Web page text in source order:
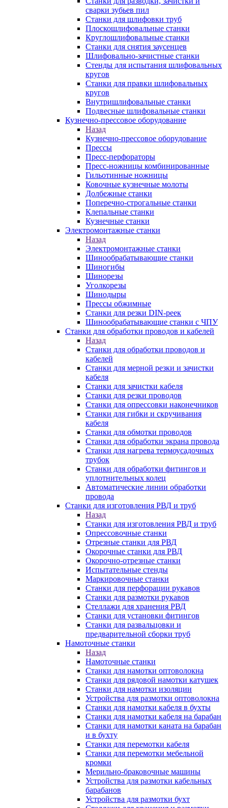
сварки зубьев пил
Станки для шлифовки труб
Плоскошлифовальные станки
Круглошлифовальные станки
Станки для снятия заусенцев
Шлифовально-зачистные станки
Стенды для испытания шлифовальных
кругов
Станки для правки шлифовальных
кругов
Внутришлифовальные станки
Подвесные шлифовальные станки
Кузнечно-прессовое оборудование
Назад
Кузнечно-прессовое оборудование
Прессы
Пресс-перфораторы
Пресс-ножницы комбинированные
Гильотинные ножницы
Ковочные кузнечные молоты
Долбежные станки
Поперечно-строгальные станки
Клепальные станки
Кузнечные станки
Электромонтажные станки
Назад
Электромонтажные станки
Шинообрабатывающие станки
Шиногибы
Шинорезы
Уголкорезы
Шинодыры
Прессы обжимные
Станки для резки DIN-реек
Шинообрабатывающие станки с ЧПУ
Станки для обработки проводов и кабелей
Назад
Станки для обработки проводов и
кабелей
Станки для мерной резки и зачистки
кабеля
Станки для зачистки кабеля
Станки для резки проводов
Станки для опрессовки наконечников
Станки для гибки и скручивания
кабеля
Станки для обмотки проводов
Станки для обработки экрана провода
Станки для нагрева термоусадочных
трубок
Станки для обработки фитингов и
уплотнительных колец
Автоматические линии обработки
провода
Станки для изготовления РВД и труб
Назад
Станки для изготовления РВД и труб
Опрессовочные станки
Отрезные станки для РВД
Окорочные станки для РВД
Окорочно-отрезные станки
Испытательные стенды
Маркировочные станки
Станки для перфорации рукавов
Станки для размотки рукавов
Стеллажи для хранения РВД
Станки для установки фитингов
Станки для развальцовки и
предварительной сборки труб
Намоточные станки
Назад
Намоточные станки
Станки для намотки оптоволокна
Станки для рядовой намотки катушек
Станки для намотки изоляции
Устройства для размотки оптоволокна
Станки для намотки кабеля в бухты
Станки для намотки кабеля на барабан
Станки для намотки каната на барабан
и в бухту
Станки для перемотки кабеля
Станки для перемотки мебельной
кромки
Мерильно-браковочные машины
Устройства для размотки кабельных
барабанов
Устройства для размотки бухт